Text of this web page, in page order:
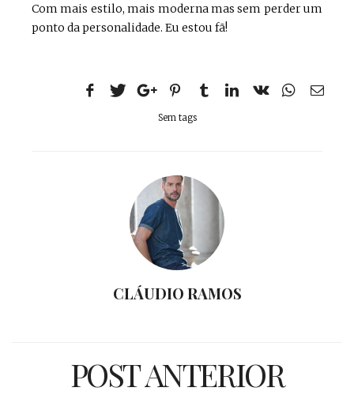
Com mais estilo, mais moderna mas sem perder um
ponto da personalidade. Eu estou fã!
Sem tags
CLÁUDIO RAMOS
POST ANTERIOR